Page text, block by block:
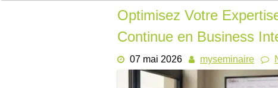
Optimisez Votre
Continue en Business
07 mai 2026 myseminaire